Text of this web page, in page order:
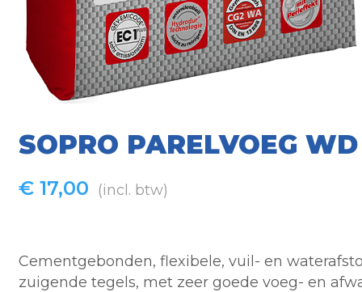
SOPRO PARELVOEG
€ 17,00 (incl. btw)
Cementgebonden, flexibele, vuil- en
zuigende tegels, met zeer goede voeg- en